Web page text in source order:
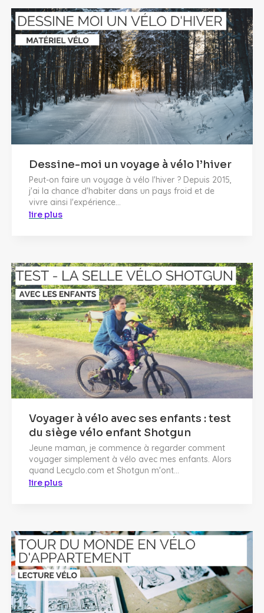
Dessine-moi un voyage à vélo l’hiver
Peut-on faire un voyage à vélo l'hiver ? Depuis 2015,
j'ai la chance d'habiter dans un pays froid et de
vivre ainsi l'expérience...
lire plus
Voyager à vélo avec ses enfants : test
du siège vélo enfant Shotgun
Jeune maman, je commence à regarder comment
voyager simplement à vélo avec mes enfants. Alors
quand Lecyclo.com et Shotgun m'ont...
lire plus